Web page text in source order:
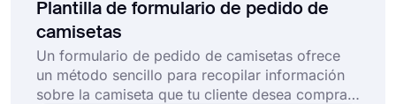
Plantilla de formulario de pedido de
camisetas
Un formulario de pedido de camisetas ofrece
un método sencillo para recopilar información
sobre la camiseta que tu cliente desea comprar.